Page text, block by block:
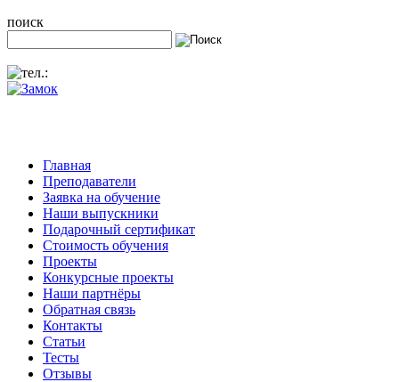
поиск
Главная
Преподаватели
Заявка на обучение
Наши выпускники
Подарочный сертификат
Стоимость обучения
Проекты
Конкурсные проекты
Наши партнёры
Обратная связь
Контакты
Статьи
Тесты
Отзывы